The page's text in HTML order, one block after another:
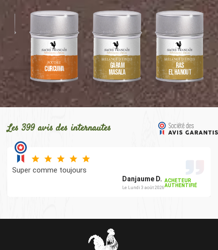
POUDRE
Curcuma
MÉLANGE D’ÉPICES
Garam
Masala
MÉLANGE D’ÉPICES
Ras
el Hanout
Les 399 avis des internautes
Super comme toujours
Danjaume D.
Le Lundi 3 août 2026
ACHETEUR
AUTHENTIFIÉ